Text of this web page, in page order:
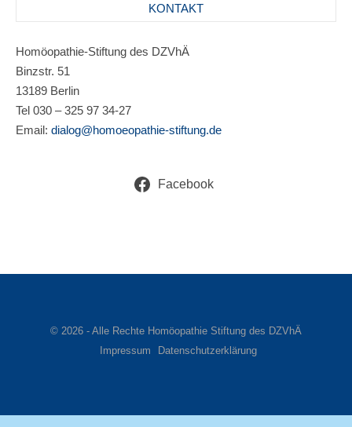
KONTAKT
Homöopathie-Stiftung des DZVhÄ
Binzstr. 51
13189 Berlin
Tel 030 – 325 97 34-27
Email: dialog@homoeopathie-stiftung.de
Facebook
© 2026 - Alle Rechte Homöopathie Stiftung des DZVhÄ
Impressum
Datenschutzerklärung